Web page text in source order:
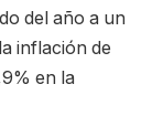
del año a un
inflación de
en la